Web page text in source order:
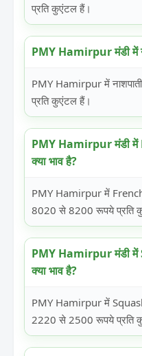
प्रति कुएंटल हैं।
PMY Hamirpur मंडी में
PMY Hamirpur में
प्रति कुएंटल हैं।
PMY Hamirpur मंडी
क्या भाव है?
PMY Hamirpur में
8020 से 8200 रूपये प्रति
PMY Hamirpur मंडी
क्या भाव है?
PMY Hamirpur में
2220 से 2500 रूपये प्रति